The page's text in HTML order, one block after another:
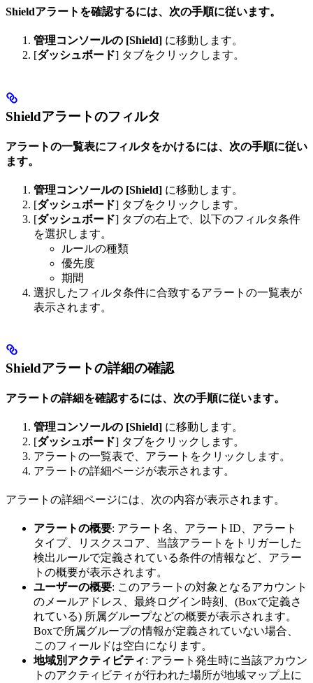
Shieldアラートを確認するには、次の手順に従います。
管理コンソールの [Shield] に移動します。
[ダッシュボード] タブをクリックします。
Shieldアラートのフィルタ
アラートの一覧表にフィルタをかけるには、次の手順に従い
ます。
管理コンソールの [Shield] に移動します。
[ダッシュボード] タブをクリックします。
[ダッシュボード] タブの右上で、以下のフィルタ条件
を選択します。
ルールの種類
優先度
期間
選択したフィルタ条件に合致するアラートの一覧表が
表示されます。
Shieldアラートの詳細の確認
アラートの詳細を確認するには、次の手順に従います。
管理コンソールの [Shield] に移動します。
[ダッシュボード] タブをクリックします。
アラートの一覧表で、アラートをクリックします。
アラートの詳細ページが表示されます。
アラートの詳細ページには、次の内容が表示されます。
アラートの概要: アラート名、アラートID、アラート
タイプ、リスクスコア、当該アラートをトリガーした
検出ルールで定義されている条件の情報など、アラー
トの概要が表示されます。
ユーザーの概要: このアラートの対象となるアカウント
のメールアドレス、最終ログイン時刻、(Boxで定義さ
れている) 所属グループなどの概要が表示されます。
Boxで所属グループの情報が定義されていない場合、
このフィールドは空白になります。
地域別アクティビティ: アラート発生時に当該アカウン
トのアクティビティが行われた場所が地域マップ上に